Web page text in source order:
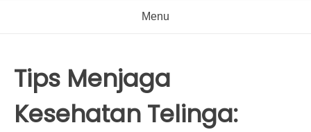
Menu
Tips Menjaga
Kesehatan Telinga: